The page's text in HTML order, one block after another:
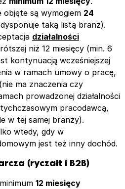
są wymogiem 24
taką listą branż).
działalności
niż 12 miesięcy (min. 6
kontynuacją wcześniejszej
w ramach umowy o pracę,
ma znaczenia czy
prowadzonej działalności
pracodawcą,
w tej samej branży).
wtedy, gdy w
jest też inny dochód.
(ryczałt i B2B)
12 miesięcy